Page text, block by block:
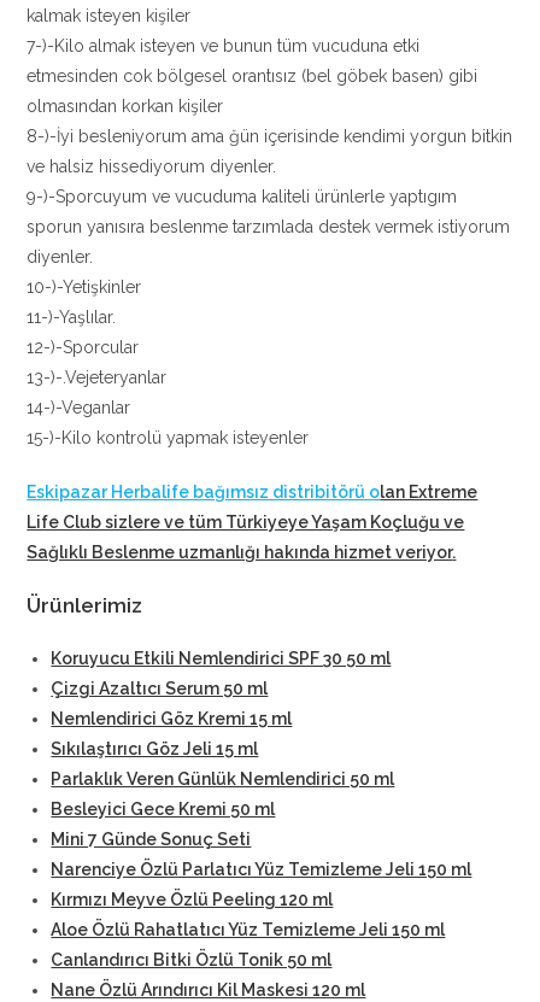
kalmak isteyen kişiler
7-)-Kilo almak isteyen ve bunun tüm vucuduna etki
etmesinden cok bölgesel orantısız (bel göbek basen) gibi
olmasından korkan kişiler
8-)-İyi besleniyorum ama ğün içerisinde kendimi yorgun bitkin
ve halsiz hissediyorum diyenler.
9-)-Sporcuyum ve vucuduma kaliteli ürünlerle yaptıgım
sporun yanısıra beslenme tarzımlada destek vermek istiyorum
diyenler.
10-)-Yetişkinler
11-)-Yaşlılar.
12-)-Sporcular
13-)-.Vejeteryanlar
14-)-Veganlar
15-)-Kilo kontrolü yapmak isteyenler
Eskipazar Herbalife bağımsız distribitörü olan Extreme
Life Club sizlere ve tüm Türkiyeye Yaşam Koçluğu ve
Sağlıklı Beslenme uzmanlığı hakında hizmet veriyor.
Ürünlerimiz
Koruyucu Etkili Nemlendirici SPF 30 50 ml
Çizgi Azaltıcı Serum 50 ml
Nemlendirici Göz Kremi 15 ml
Sıkılaştırıcı Göz Jeli 15 ml
Parlaklık Veren Günlük Nemlendirici 50 ml
Besleyici Gece Kremi 50 ml
Mini 7 Günde Sonuç Seti
Narenciye Özlü Parlatıcı Yüz Temizleme Jeli 150 ml
Kırmızı Meyve Özlü Peeling 120 ml
Aloe Özlü Rahatlatıcı Yüz Temizleme Jeli 150 ml
Canlandırıcı Bitki Özlü Tonik 50 ml
Nane Özlü Arındırıcı Kil Maskesi 120 ml